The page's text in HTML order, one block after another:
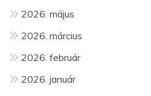
2026. május
2026. március
2026. február
2026. január